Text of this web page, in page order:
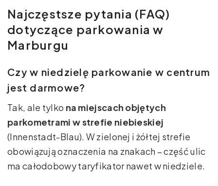
Najczęstsze pytania (FAQ)
dotyczące parkowania w
Marburgu
Czy w niedzielę parkowanie w centrum
jest darmowe?
Tak, ale tylko na miejscach objętych
parkometrami w strefie niebieskiej
(Innenstadt-Blau). W zielonej i żółtej strefie
obowiązują oznaczenia na znakach – część ulic
ma całodobowy taryfikator nawet w niedziele.